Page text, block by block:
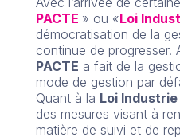
PACTE » ou «Loi
démocratisation de la
continue de progresser.
PACTE a fait de la
mode de gestion par
Quant à la Loi
des mesures visant à
matière de suivi et de